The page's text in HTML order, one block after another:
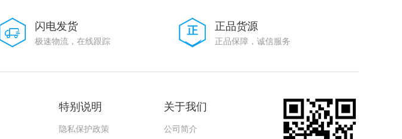
闪电发货
极速物流，在线跟踪
正品货源
正品保障，诚信服务
特别说明
隐私保护政策
关于我们
公司简介